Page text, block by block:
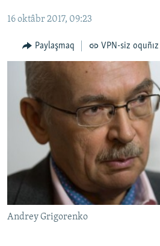
İNSAN AQLARI
VİDEO
BLOGLAR
FİKİR
Русский
Українською
16 oktâbr 2017, 09:23
Paylaşmaq VPN-siz oquñız
Andrey Grigorenko